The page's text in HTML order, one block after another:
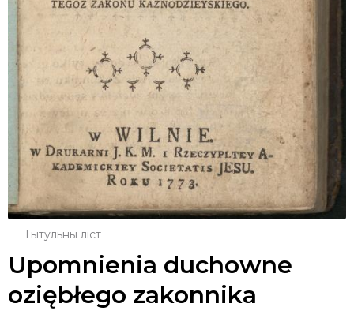
Тытульны ліст
Upomnienia duchowne
oziębłego zakonnika